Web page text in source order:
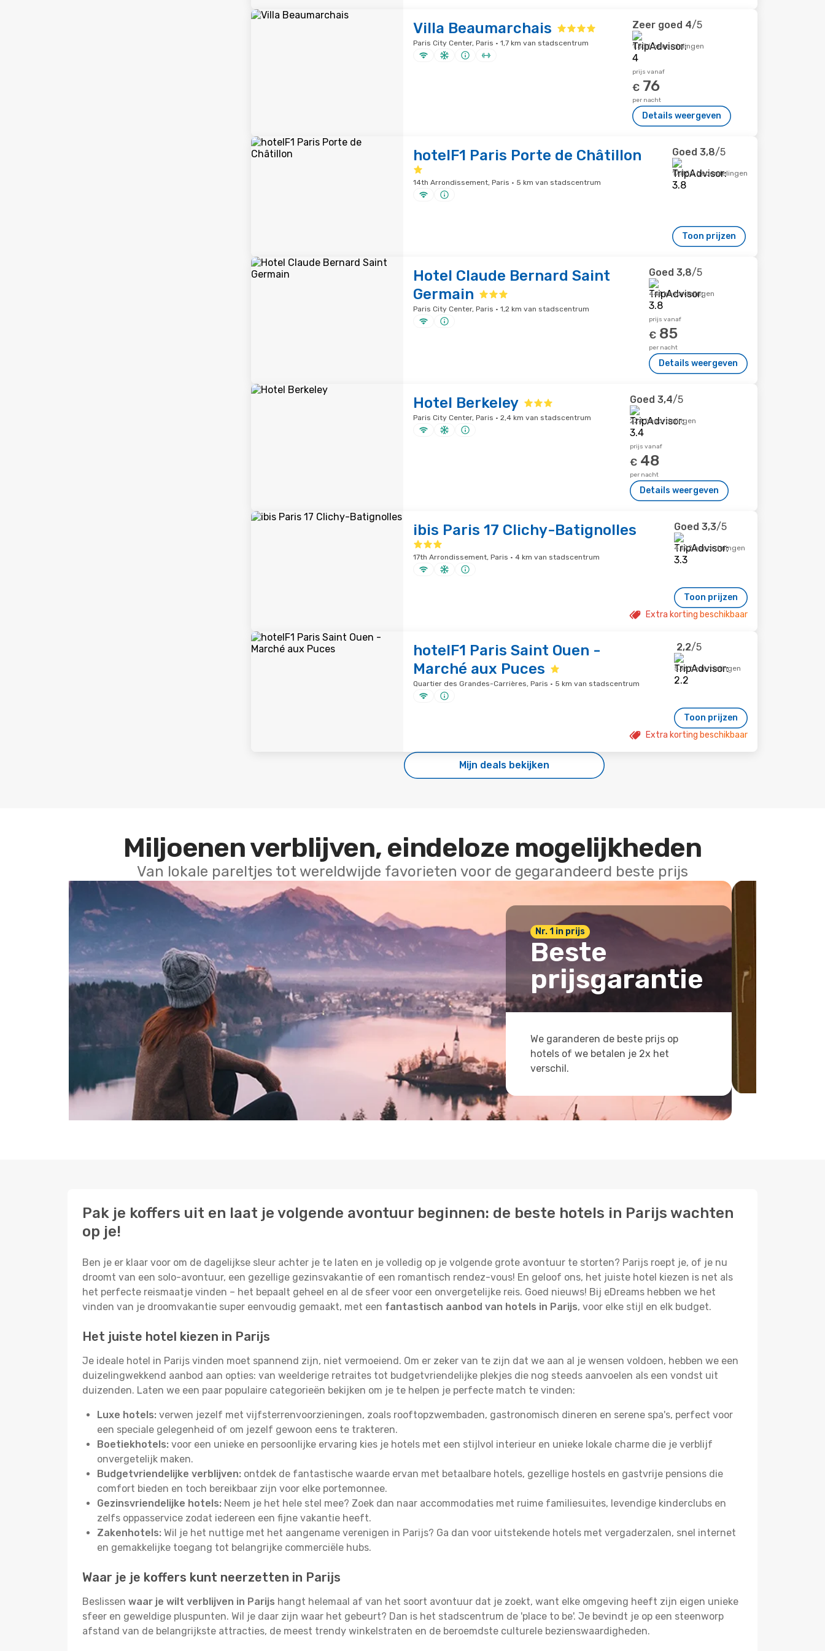
Villa Beaumarchais
Paris City Center, Paris · 1,7 km van stadscentrum
Zeer goed 4/5
1.336 beoordelingen
prijs vanaf
€ 76
per nacht
Details weergeven
hotelF1 Paris Porte de Châtillon
14th Arrondissement, Paris · 5 km van stadscentrum
Goed 3,8/5
17.859 beoordelingen
Toon prijzen
Hotel Claude Bernard Saint
Germain
Paris City Center, Paris · 1,2 km van stadscentrum
Goed 3,8/5
441 beoordelingen
prijs vanaf
€ 85
per nacht
Details weergeven
Hotel Berkeley
Paris City Center, Paris · 2,4 km van stadscentrum
Goed 3,4/5
224 beoordelingen
prijs vanaf
€ 48
per nacht
Details weergeven
ibis Paris 17 Clichy-Batignolles
17th Arrondissement, Paris · 4 km van stadscentrum
Goed 3,3/5
4.192 beoordelingen
Toon prijzen
Extra korting beschikbaar
hotelF1 Paris Saint Ouen -
Marché aux Puces
Quartier des Grandes-Carrières, Paris · 5 km van stadscentrum
2,2/5
536 beoordelingen
Toon prijzen
Extra korting beschikbaar
Mijn deals bekijken
Miljoenen verblijven, eindeloze mogelijkheden
Van lokale pareltjes tot wereldwijde favorieten voor de gegarandeerd beste prijs
Nr. 1 in prijs
Beste
prijsgarantie
We garanderen de beste prijs op
hotels of we betalen je 2x het
verschil.
Pak je koffers uit en laat je volgende avontuur beginnen: de beste hotels in Parijs wachten
op je!
Ben je er klaar voor om de dagelijkse sleur achter je te laten en je volledig op je volgende grote avontuur te storten? Parijs roept je, of je nu
droomt van een solo-avontuur, een gezellige gezinsvakantie of een romantisch rendez-vous! En geloof ons, het juiste hotel kiezen is net als
het perfecte reismaatje vinden – het bepaalt geheel en al de sfeer voor een onvergetelijke reis. Goed nieuws! Bij eDreams hebben we het
vinden van je droomvakantie super eenvoudig gemaakt, met een fantastisch aanbod van hotels in Parijs, voor elke stijl en elk budget.
Het juiste hotel kiezen in Parijs
Je ideale hotel in Parijs vinden moet spannend zijn, niet vermoeiend. Om er zeker van te zijn dat we aan al je wensen voldoen, hebben we een
duizelingwekkend aanbod aan opties: van weelderige retraites tot budgetvriendelijke plekjes die nog steeds aanvoelen als een vondst uit
duizenden. Laten we een paar populaire categorieën bekijken om je te helpen je perfecte match te vinden:
Luxe hotels: verwen jezelf met vijfsterrenvoorzieningen, zoals rooftopzwembaden, gastronomisch dineren en serene spa's, perfect voor
een speciale gelegenheid of om jezelf gewoon eens te trakteren.
Boetiekhotels: voor een unieke en persoonlijke ervaring kies je hotels met een stijlvol interieur en unieke lokale charme die je verblijf
onvergetelijk maken.
Budgetvriendelijke verblijven: ontdek de fantastische waarde ervan met betaalbare hotels, gezellige hostels en gastvrije pensions die
comfort bieden en toch bereikbaar zijn voor elke portemonnee.
Gezinsvriendelijke hotels: Neem je het hele stel mee? Zoek dan naar accommodaties met ruime familiesuites, levendige kinderclubs en
zelfs oppasservice zodat iedereen een fijne vakantie heeft.
Zakenhotels: Wil je het nuttige met het aangename verenigen in Parijs? Ga dan voor uitstekende hotels met vergaderzalen, snel internet
en gemakkelijke toegang tot belangrijke commerciële hubs.
Waar je je koffers kunt neerzetten in Parijs
Beslissen waar je wilt verblijven in Parijs hangt helemaal af van het soort avontuur dat je zoekt, want elke omgeving heeft zijn eigen unieke
sfeer en geweldige pluspunten. Wil je daar zijn waar het gebeurt? Dan is het stadscentrum de 'place to be'. Je bevindt je op een steenworp
afstand van de belangrijkste attracties, de meest trendy winkelstraten en de beroemdste culturele bezienswaardigheden.